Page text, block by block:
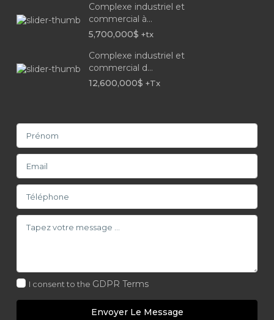
Complexe industriel et
commercial à...
5,700,000$ +tx
Complexe industriel et
commercial d...
12,600,000$ +Tx
I consent to the GDPR Terms
Envoyer Le Message